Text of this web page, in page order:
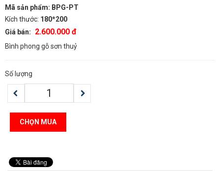
Mã sản phẩm: BPG-PT
Kích thước: 180*200
Giá bán:
2.600.000 đ
Bình phong gỗ sơn thuỷ
Số lượng
CHỌN MUA